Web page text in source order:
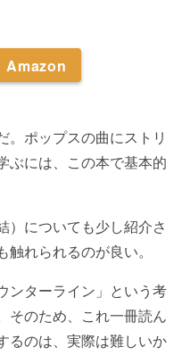
Amazon
。ポップスの曲にストリ
ぶには、この本で基本的
）についても少し紹介さ
れられるのが良い。
ンターライン」という考
そのため、これ一冊読ん
るのは、実際は難しいか